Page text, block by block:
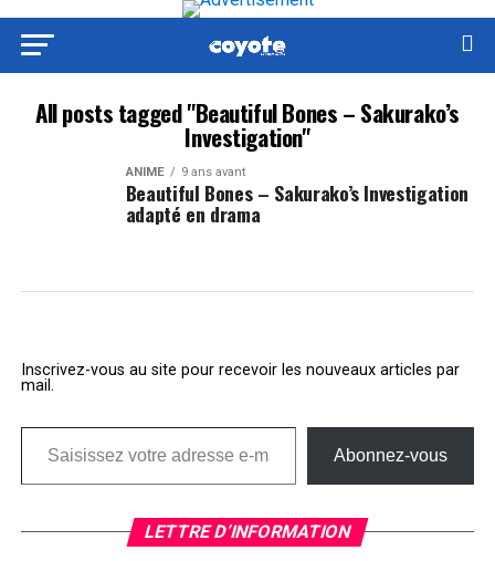
All posts tagged "Beautiful Bones – Sakurako’s
Investigation"
ANIME 9 ans avant
Beautiful Bones – Sakurako’s Investigation
adapté en drama
Inscrivez-vous au site pour recevoir les nouveaux articles par
mail.
Saisissez votre adresse e-mail…
Abonnez-vous
LETTRE D’INFORMATION